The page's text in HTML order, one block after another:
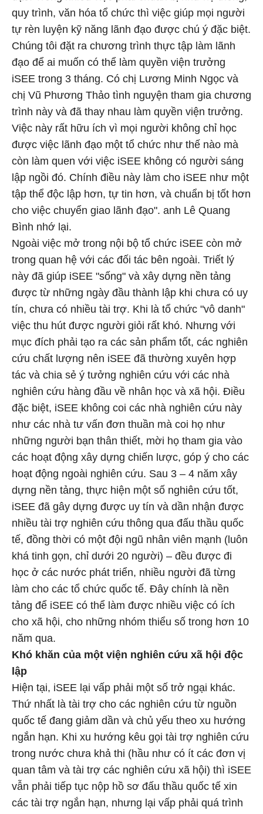
quy trình, văn hóa tổ chức thì việc giúp mọi người
tự rèn luyện kỹ năng lãnh đạo được chú ý đặc biệt.
Chúng tôi đặt ra chương trình thực tập làm lãnh
đạo để ai muốn có thể làm quyền viện trưởng
iSEE trong 3 tháng. Có chị Lương Minh Ngọc và
chị Vũ Phương Thảo tình nguyện tham gia chương
trình này và đã thay nhau làm quyền viện trưởng.
Việc này rất hữu ích vì mọi người không chỉ học
được việc lãnh đạo một tổ chức như thế nào mà
còn làm quen với việc iSEE không có người sáng
lập ngồi đó. Chính điều này làm cho iSEE như một
tập thể độc lập hơn, tự tin hơn, và chuẩn bị tốt hơn
cho việc chuyển giao lãnh đạo". anh Lê Quang
Bình nhớ lại.
Ngoài việc mở trong nội bộ tổ chức iSEE còn mở
trong quan hệ với các đối tác bên ngoài. Triết lý
này đã giúp iSEE "sống" và xây dựng nền tảng
được từ những ngày đầu thành lập khi chưa có uy
tín, chưa có nhiều tài trợ. Khi là tổ chức "vô danh"
việc thu hút được người giỏi rất khó. Nhưng với
mục đích phải tạo ra các sản phẩm tốt, các nghiên
cứu chất lượng nên iSEE đã thường xuyên hợp
tác và chia sẻ ý tưởng nghiên cứu với các nhà
nghiên cứu hàng đầu về nhân học và xã hội. Điều
đặc biệt, iSEE không coi các nhà nghiên cứu này
như các nhà tư vấn đơn thuần mà coi họ như
những người bạn thân thiết, mời họ tham gia vào
các hoạt động xây dựng chiến lược, góp ý cho các
hoạt động ngoài nghiên cứu. Sau 3 – 4 năm xây
dựng nền tảng, thực hiện một số nghiên cứu tốt,
iSEE đã gây dựng được uy tín và dần nhận được
nhiều tài trợ nghiên cứu thông qua đấu thầu quốc
tế, đồng thời có một đội ngũ nhân viên mạnh (luôn
khá tinh gọn, chỉ dưới 20 người) – đều được đi
học ở các nước phát triển, nhiều người đã từng
làm cho các tổ chức quốc tế. Đây chính là nền
tảng để iSEE có thể làm được nhiều việc có ích
cho xã hội, cho những nhóm thiểu số trong hơn 10
năm qua.
Khó khăn của một viện nghiên cứu xã hội độc
lập
Hiện tại, iSEE lại vấp phải một số trở ngại khác.
Thứ nhất là tài trợ cho các nghiên cứu từ nguồn
quốc tế đang giảm dần và chủ yếu theo xu hướng
ngắn hạn. Khi xu hướng kêu gọi tài trợ nghiên cứu
trong nước chưa khả thi (hầu như có ít các đơn vị
quan tâm và tài trợ các nghiên cứu xã hội) thì iSEE
vẫn phải tiếp tục nộp hồ sơ đấu thầu quốc tế xin
các tài trợ ngắn hạn, nhưng lại vấp phải quá trình